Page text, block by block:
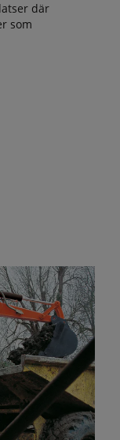
där
som